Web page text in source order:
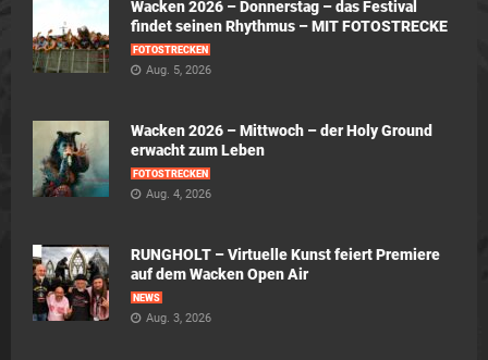
Wacken 2026 – Donnerstag – das Festival
findet seinen Rhythmus – MIT FOTOSTRECKE
FOTOSTRECKEN
Aug. 5, 2026
Wacken 2026 – Mittwoch – der Holy Ground
erwacht zum Leben
FOTOSTRECKEN
Aug. 4, 2026
RUNGHOLT – Virtuelle Kunst feiert Premiere
auf dem Wacken Open Air
NEWS
Aug. 3, 2026